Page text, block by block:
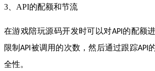
3、 API的配额和节流
在游戏陪玩源码开发时可以对API 的配额
限制API 被调用的次数，然后通过跟踪API
全性。